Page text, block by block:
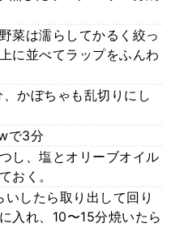
菜は濡らしてかるく絞っ
に並べてラップをふんわ
かぼちゃも乱切りにし
で3分
し、塩とオリーブオイル
おく。
したら取り出して回り
入れ、10〜15分焼いたら